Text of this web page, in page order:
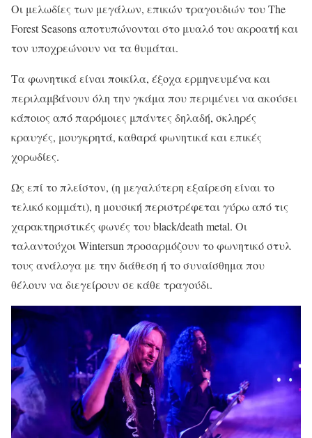
Οι μελωδίες των μεγάλων, επικών τραγουδιών του The
Forest Seasons αποτυπώνονται στο μυαλό του ακροατή και
τον υποχρεώνουν να τα θυμάται.
Τα φωνητικά είναι ποικίλα, έξοχα ερμηνευμένα και
περιλαμβάνουν όλη την γκάμα που περιμένει να ακούσει
κάποιος από παρόμοιες μπάντες δηλαδή, σκληρές
κραυγές, μουγκρητά, καθαρά φωνητικά και επικές
χορωδίες.
Ως επί το πλείστον, (η μεγαλύτερη εξαίρεση είναι το
τελικό κομμάτι), η μουσική περιστρέφεται γύρω από τις
χαρακτηριστικές φωνές του black/death metal. Οι
ταλαντούχοι Wintersun προσαρμόζουν το φωνητικό στυλ
τους ανάλογα με την διάθεση ή το συναίσθημα που
θέλουν να διεγείρουν σε κάθε τραγούδι.